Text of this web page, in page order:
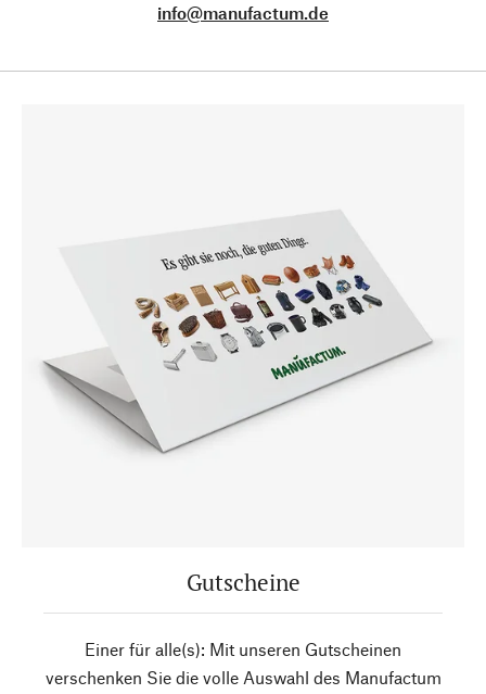
info@manufactum.de
Gutscheine
Einer für alle(s): Mit unseren Gutscheinen
verschenken Sie die volle Auswahl des Manufactum